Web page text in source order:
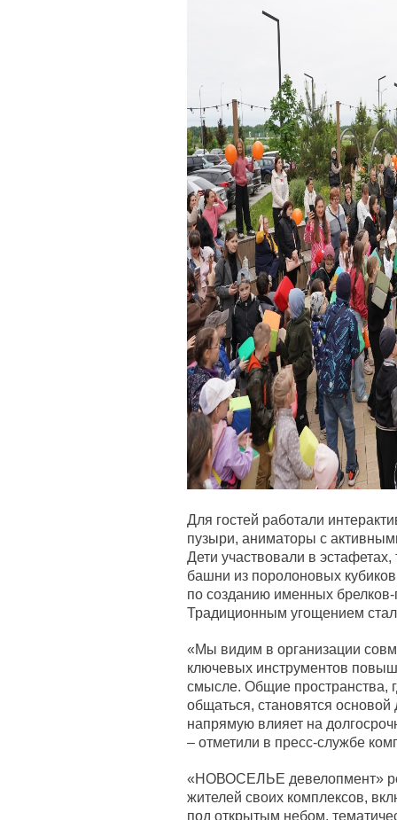
Для гостей работали
пузыри, аниматоры с
Дети участвовали в
башни из поролоновых
по созданию именных
Традиционным угощением
«Мы видим в организации
ключевых инструментов
смысле. Общие пространства,
общаться, становятся
напрямую влияет на
– отметили в пресс-службе
«НОВОСЕЛЬЕ девелопмент»
жителей своих комплексов,
под открытым небом,